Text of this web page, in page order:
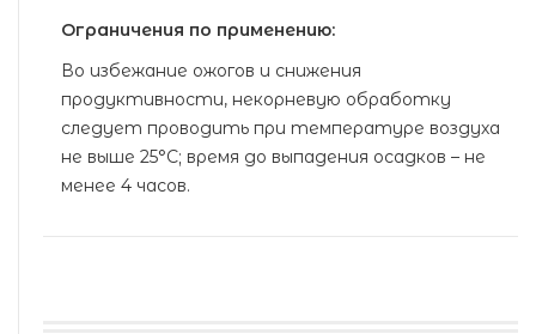
Ограничения по применению:
Во избежание ожогов и снижения
продуктивности, некорневую обработку
следует проводить при температуре воздуха
не выше 25°С; время до выпадения осадков – не
менее 4 часов.